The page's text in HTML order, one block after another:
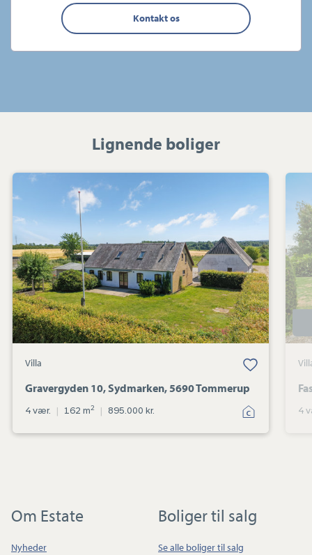
Kontakt os
Lignende boliger
Villa:
Gravergyden
Sydmarken,
5690
Tommerup
Villa
Gravergyden 10, Sydmarken, 5690 Tommerup
4 vær. | 162 m2 | 895.000 kr. 4
Om Estate
Nyheder
Boliger til salg
Se alle boliger til salg